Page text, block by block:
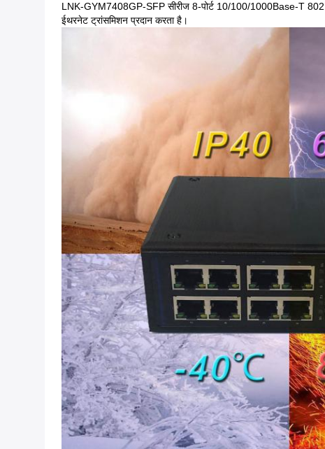
LNK-GYM7408GP-SFP सीरीज 8-पोर्ट 10/100/1000Base-T
ईथरनेट ट्रांसमिशन प्रदान करता है।